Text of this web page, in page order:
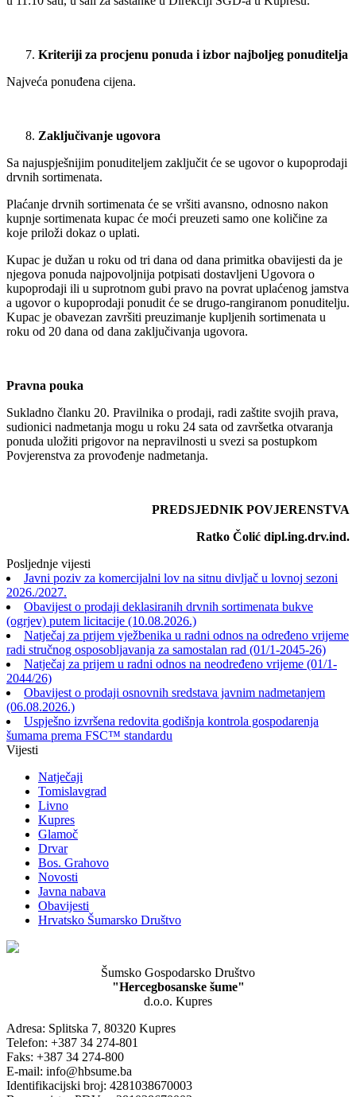
Kriteriji za procjenu ponuda i izbor najboljeg ponuditelja
Najveća ponuđena cijena.
Zaključivanje ugovora
Sa najuspješnijim ponuditeljem zaključit će se ugovor o kupoprodaji
drvnih sortimenata.
Plaćanje drvnih sortimenata će se vršiti avansno, odnosno nakon
kupnje sortimenata kupac će moći preuzeti samo one količine za
koje priloži dokaz o uplati.
Kupac je dužan u roku od tri dana od dana primitka obavijesti da je
njegova ponuda najpovoljnija potpisati dostavljeni Ugovora o
kupoprodaji ili u suprotnom gubi pravo na povrat uplaćenog jamstva
a ugovor o kupoprodaji ponudit će se drugo-rangiranom ponuditelju.
Kupac je obavezan završiti preuzimanje kupljenih sortimenata u
roku od 20 dana od dana zaključivanja ugovora.
Pravna pouka
Sukladno članku 20. Pravilnika o prodaji, radi zaštite svojih prava,
sudionici nadmetanja mogu u roku 24 sata od završetka otvaranja
ponuda uložiti prigovor na nepravilnosti u svezi sa postupkom
Povjerenstva za provođenje nadmetanja.
PREDSJEDNIK POVJERENSTVA
Ratko Čolić dipl.ing.drv.ind.
Posljednje vijesti
Javni poziv za komercijalni lov na sitnu divljač u lovnoj sezoni
2026./2027.
Obavijest o prodaji deklasiranih drvnih sortimenata bukve
(ogrjev) putem licitacije (10.08.2026.)
Natječaj za prijem vježbenika u radni odnos na određeno vrijeme
radi stručnog osposobljavanja za samostalan rad (01/1-2045-26)
Natječaj za prijem u radni odnos na neodređeno vrijeme (01/1-
2044/26)
Obavijest o prodaji osnovnih sredstava javnim nadmetanjem
(06.08.2026.)
Uspješno izvršena redovita godišnja kontrola gospodarenja
šumama prema FSC™ standardu
Vijesti
Natječaji
Tomislavgrad
Livno
Kupres
Glamoč
Drvar
Bos. Grahovo
Novosti
Javna nabava
Obavijesti
Hrvatsko Šumarsko Društvo
Šumsko Gospodarsko Društvo
"Hercegbosanske šume"
d.o.o. Kupres
Adresa: Splitska 7, 80320 Kupres
Telefon: +387 34 274-801
Faks: +387 34 274-800
E-mail: info@hbsume.ba
Identifikacijski broj: 4281038670003